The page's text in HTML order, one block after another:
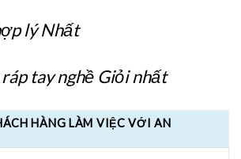
lý Nhất
tay nghề Giỏi nhất
HÀNG LÀM VIỆC VỚI AN